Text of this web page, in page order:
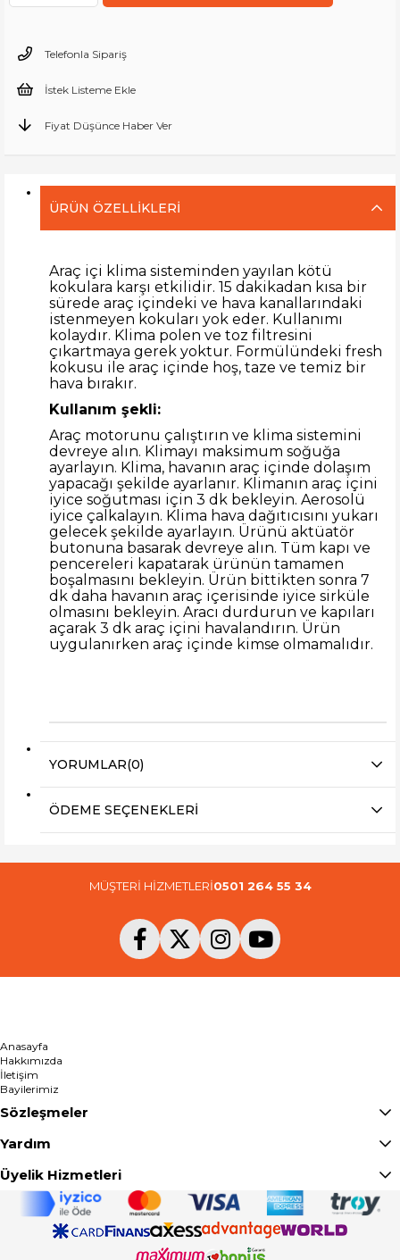
Telefonla Sipariş
İstek Listeme Ekle
Fiyat Düşünce Haber Ver
ÜRÜN ÖZELLIKLERI
Araç içi klima sisteminden yayılan kötü
kokulara karşı etkilidir. 15 dakikadan kısa bir
sürede araç içindeki ve hava kanallarındaki
istenmeyen kokuları yok eder. Kullanımı
kolaydır. Klima polen ve toz filtresini
çıkartmaya gerek yoktur. Formülündeki fresh
kokusu ile araç içinde hoş, taze ve temiz bir
hava bırakır.
Kullanım şekli:
Araç motorunu çalıştırın ve klima sistemini
devreye alın. Klimayı maksimum soğuğa
ayarlayın. Klima, havanın araç içinde dolaşım
yapacağı şekilde ayarlanır. Klimanın araç içini
iyice soğutması için 3 dk bekleyin. Aerosolü
iyice çalkalayın. Klima hava dağıtıcısını yukarı
gelecek şekilde ayarlayın. Ürünü aktüatör
butonuna basarak devreye alın. Tüm kapı ve
pencereleri kapatarak ürünün tamamen
boşalmasını bekleyin. Ürün bittikten sonra 7
dk daha havanın araç içerisinde iyice sirküle
olmasını bekleyin. Aracı durdurun ve kapıları
açarak 3 dk araç içini havalandırın. Ürün
uygulanırken araç içinde kimse olmamalıdır.
YORUMLAR(0)
ÖDEME SEÇENEKLERI
MÜŞTERİ HİZMETLERİ0501 264 55 34
Anasayfa
Hakkımızda
İletişim
Bayilerimiz
Sözleşmeler
Yardım
Üyelik Hizmetleri